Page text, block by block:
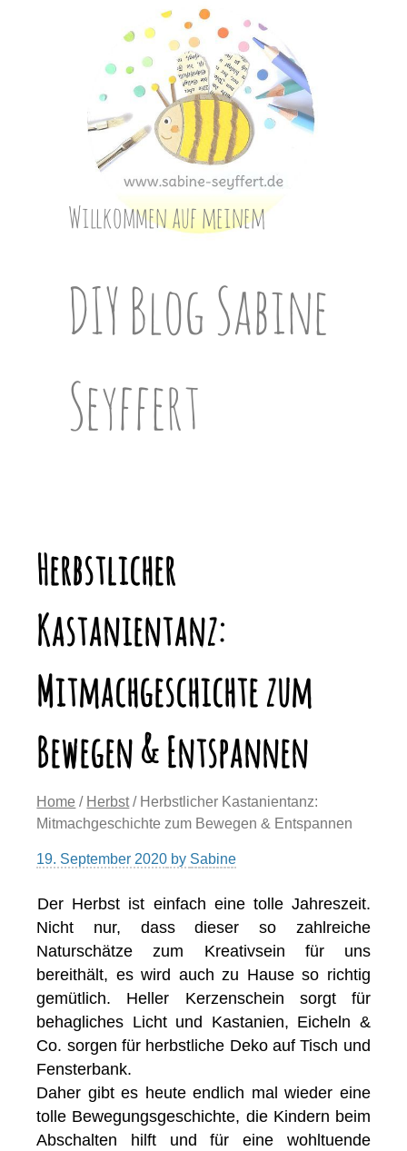
Willkommen auf meinem
DIY Blog Sabine
Seyffert
Herbstlicher
Kastanientanz:
Mitmachgeschichte zum
Bewegen & Entspannen
Home / Herbst/ Herbstlicher Kastanientanz:
Mitmachgeschichte zum Bewegen & Entspannen
19. September 2020 by Sabine
Der Herbst ist einfach eine tolle Jahreszeit.
Nicht nur, dass dieser so zahlreiche
Naturschätze zum Kreativsein für uns
bereithält, es wird auch zu Hause so richtig
gemütlich. Heller Kerzenschein sorgt für
behagliches Licht und Kastanien, Eicheln &
Co. sorgen für herbstliche Deko auf Tisch und
Fensterbank.
Daher gibt es heute endlich mal wieder eine
tolle Bewegungsgeschichte, die Kindern beim
Abschalten hilft und für eine wohltuende